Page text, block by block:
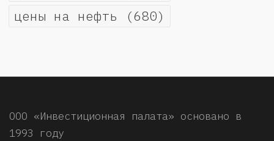
цены на нефть (680)
ООО «Инвестиционная палата» основано в
1993 году